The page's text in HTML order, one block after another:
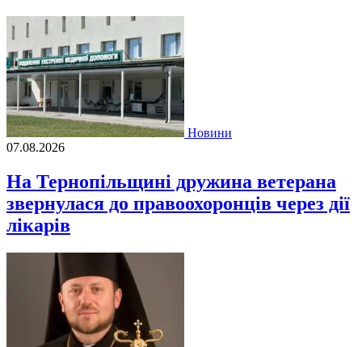
Новини
07.08.2026
На Тернопільщині дружина ветерана
звернулася до правоохоронців через дії
лікарів